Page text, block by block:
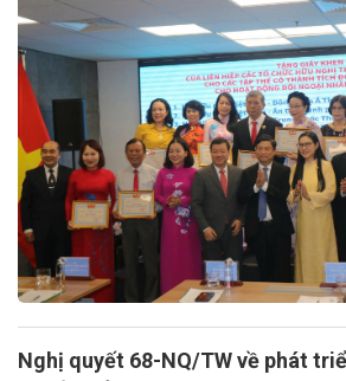
Nghị quyết 68-NQ/TW về phát